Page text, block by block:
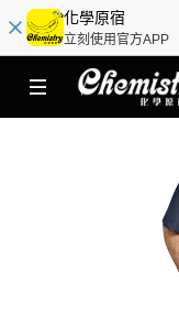
化學原宿
立刻使用官方APP